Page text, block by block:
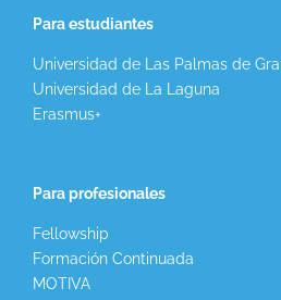
Para estudiantes
Universidad de Las Palmas de
Universidad de La Laguna
Erasmus+
Para profesionales
Fellowship
Formación Continuada
MOTIVA